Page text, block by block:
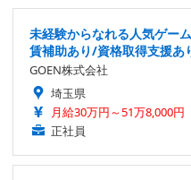
未経験からなれる人気ゲー
賃補助あり/資格取得支援あ
GOEN株式会社
埼玉県
月給30万円～51万8,000円
正社員